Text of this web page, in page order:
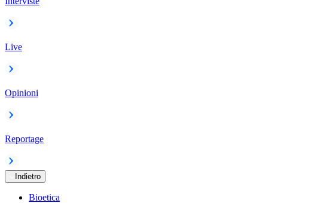
Live
Opinioni
Reportage
Indietro
Bioetica